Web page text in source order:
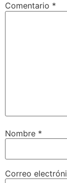
Comentario *
Nombre *
Correo